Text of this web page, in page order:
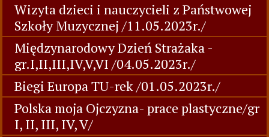
Wizyta dzieci i nauczycieli z Państwowej
Szkoły Muzycznej /11.05.2023r./
Międzynarodowy Dzień Strażaka -
gr.I,II,III,IV,V,VI /04.05.2023r./
Biegi Europa TU-rek /01.05.2023r./
Polska moja Ojczyzna- prace plastyczne/gr
I, II, III, IV, V/